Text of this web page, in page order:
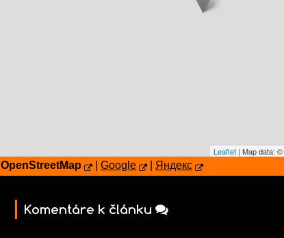
Leaflet| Map data: ©
OpenStreetMap Google Яндекс
Komentáre k článku